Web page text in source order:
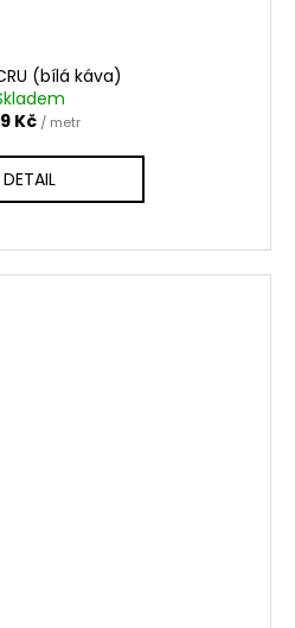
(bílá káva)
Kč / metr
DETAIL